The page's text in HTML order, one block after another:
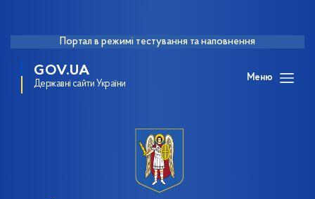
Портал в режимі тестування та наповнення
GOV.UA
Державні сайти України
Меню